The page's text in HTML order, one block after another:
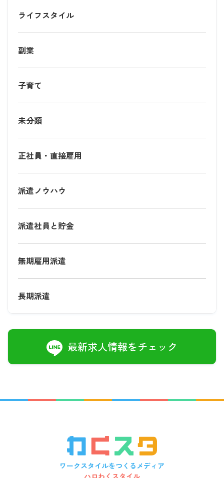
ライフスタイル
副業
子育て
未分類
正社員・直接雇用
派遣ノウハウ
派遣社員と貯金
無期雇用派遣
長期派遣
最新求人情報をチェック
ワークスタイルをつくるメディア
ハロわくスタイル